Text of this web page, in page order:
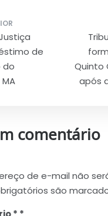
de
do
Quinto
após
comentário
de e-mail não
são